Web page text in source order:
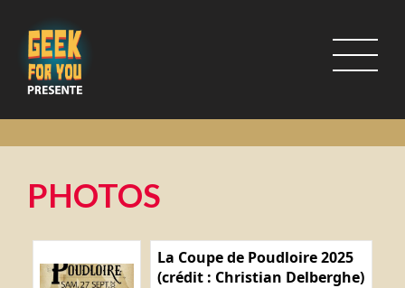
PHOTOS
La Coupe de Poudloire 2025
(crédit : Christian Delberghe)